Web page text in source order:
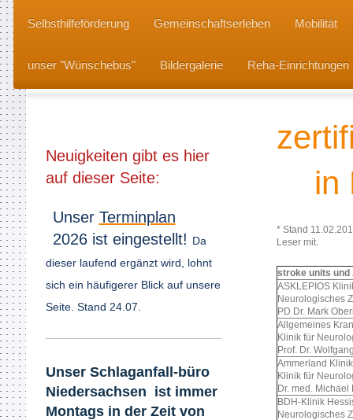
Selbsthilfeförderung Gemeinschaftserleben Mobilität
unser "Wünschebus" Bildergalerie Reha-Einrichtungen
in
* Stand
Leser mit.
stroke units
ASKLEPIOS
Neurologisches
PD Dr. Mark
Allgemeines
Klinik für
Prof. Dr.
Ammerland
Klinik für
Dr. med. Michael
BDH-Klinik
Neuigkeiten gibt es hier
auf dieser Seite:
Unser Terminplan
2026 ist eingestellt! Da
dieser laufend ergänzt wird, lohnt
sich ein häufigerer Blick auf unsere
Seite. Stand 24.07.
Unser Schlaganfall​-büro
Niedersachsen ist immer
Montags in der Zeit von